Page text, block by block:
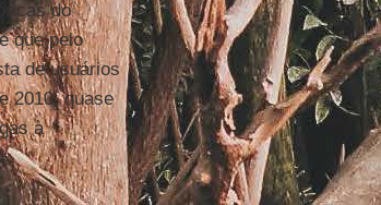
do
que pelo
de usuários
2010, quase
à